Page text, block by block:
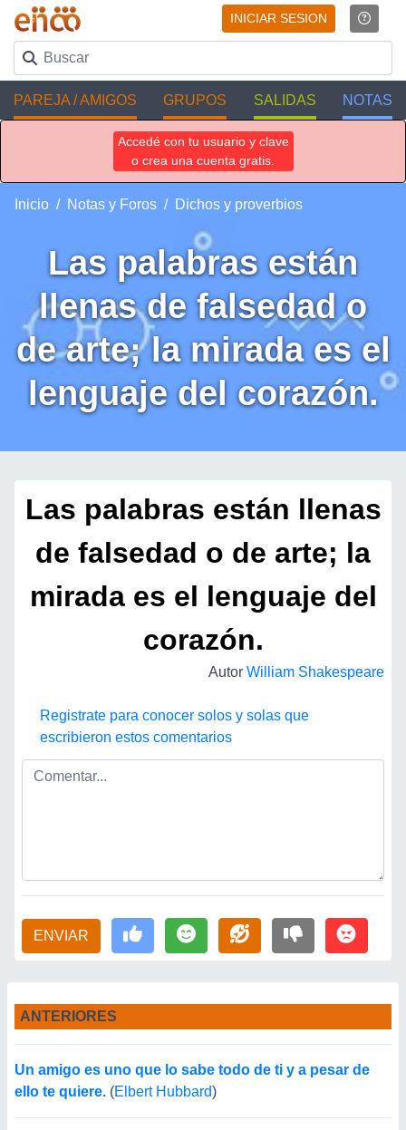
INICIAR SESION
PAREJA / AMIGOS GRUPOS SALIDAS NOTAS
Accedé con tu usuario y clave
o crea una cuenta gratis.
Inicio Notas y Foros Dichos y proverbios
Las palabras están
llenas de falsedad o
de arte; la mirada es el
lenguaje del corazón.
Las palabras están llenas
de falsedad o de arte; la
mirada es el lenguaje del
corazón.
Autor William Shakespeare
Registrate para conocer solos y solas que
escribieron estos comentarios
ENVIAR
ANTERIORES
Un amigo es uno que lo sabe todo de ti y a pesar de
ello te quiere. (Elbert Hubbard)